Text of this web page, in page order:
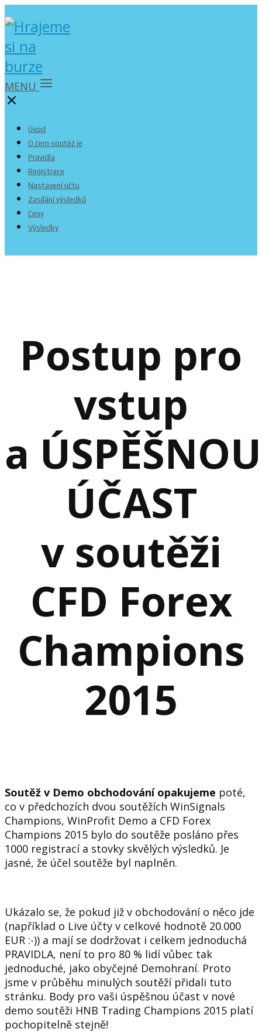
MENU
Úvod
O čem soutěž je
Pravidla
Registrace
Nastavení účtu
Zasílání výsledků
Ceny
Výsledky
Postup pro
vstup
a ÚSPĚŠNOU
ÚČAST
v soutěži
CFD Forex
Champions
2015
Soutěž v Demo obchodování opakujeme poté,
co v předchozích dvou soutěžích WinSignals
Champions, WinProfit Demo a CFD Forex
Champions 2015 bylo do soutěže posláno přes
1000 registrací a stovky skvělých výsledků. Je
jasné, že účel soutěže byl naplněn.
Ukázalo se, že pokud již v obchodování o něco jde
(například o Live účty v celkové hodnotě 20.000
EUR :-)) a mají se dodržovat i celkem jednoduchá
PRAVIDLA, není to pro 80 % lidí vůbec tak
jednoduché, jako obyčejné Demohraní. Proto
jsme v průběhu minulých soutěží přidali tuto
stránku. Body pro vaši úspěšnou účast v nové
demo soutěži HNB Trading Champions 2015 platí
pochopitelně stejně!